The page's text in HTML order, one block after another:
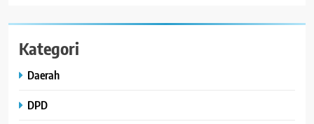
Kategori
Daerah
DPD